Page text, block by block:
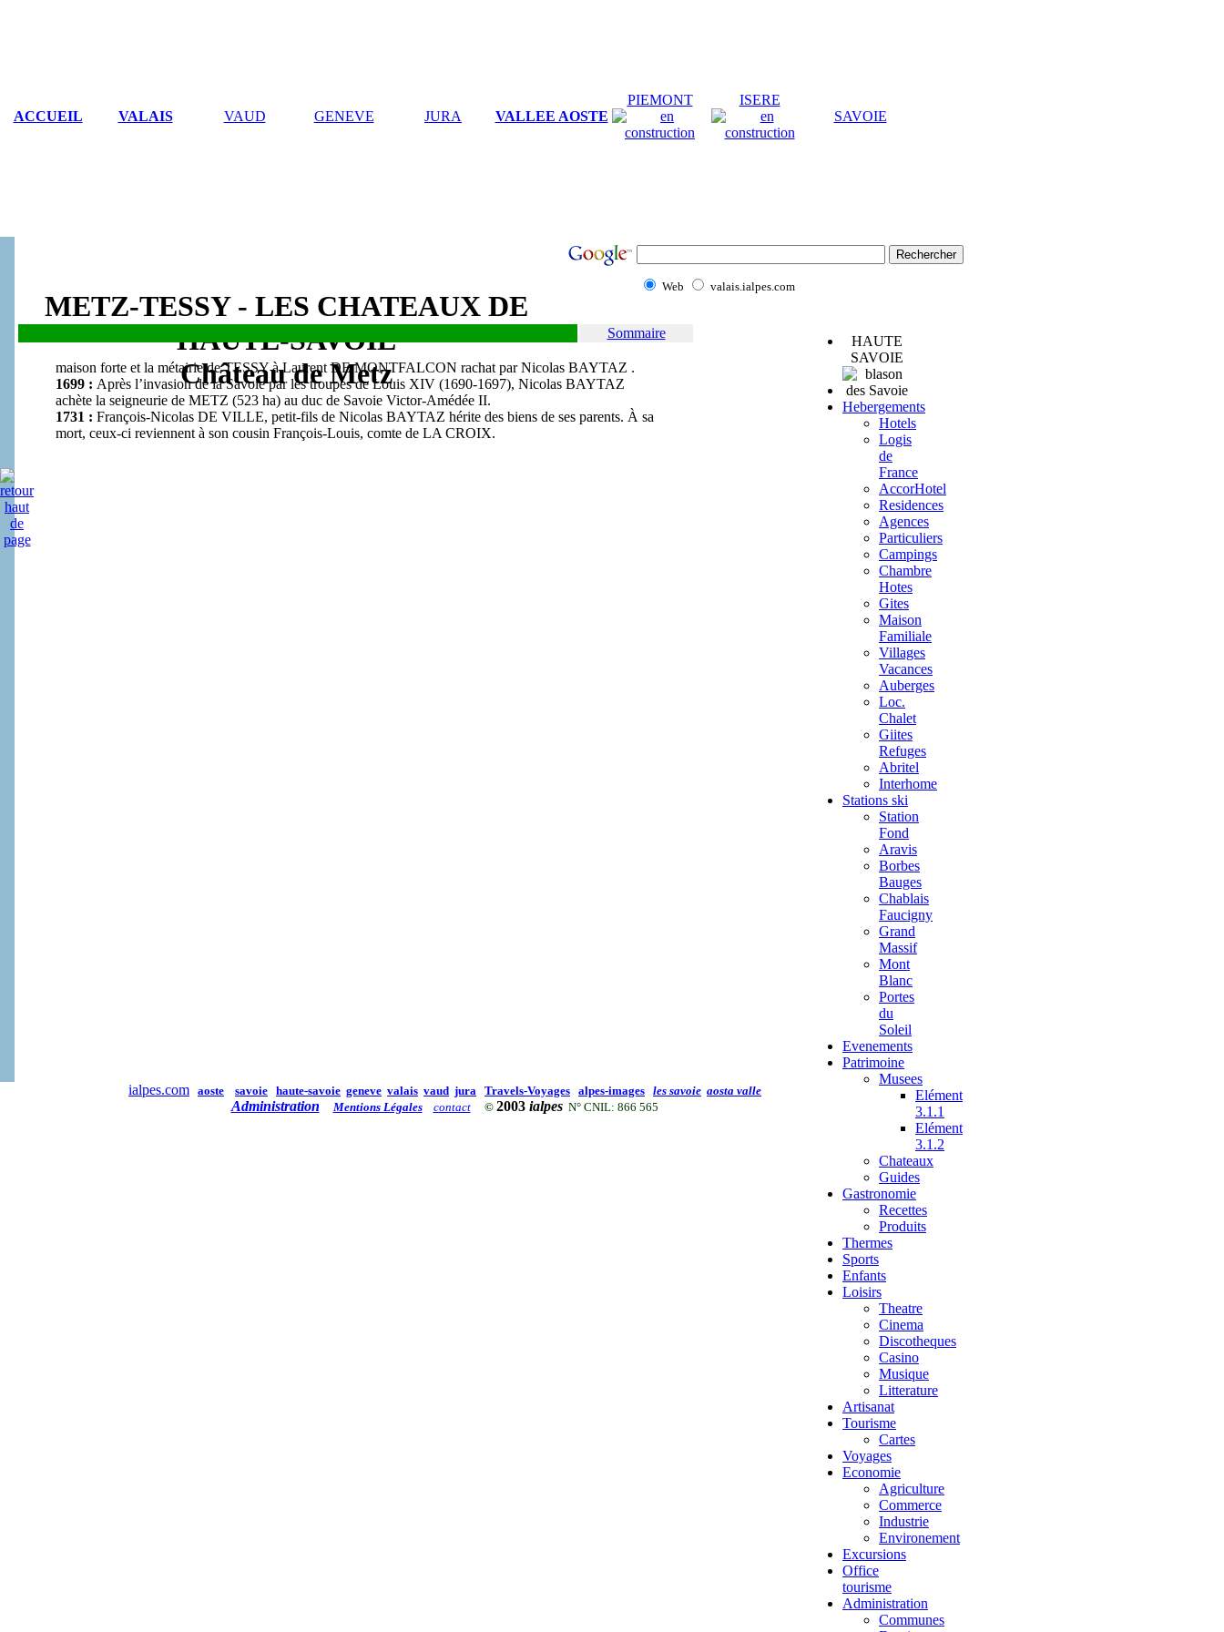
ialpes.com aoste savoie haute-savoie geneve valais vaud jura Travels-Voyages alpes-images les savoie aosta valle
Administration Mentions Légales contact© 2003 ialpes N° CNIL: 866 565
Web valais.ialpes.com
HAUTE
SAVOIE
Hebergements
Hotels
Logis
de
France
AccorHotel
Residences
Agences
Particuliers
Campings
Chambre
Hotes
Gites
Maison
Familiale
Villages
Vacances
Auberges
Loc.
Chalet
Giites
Refuges
Abritel
Interhome
Stations ski
Station
Fond
Aravis
Borbes
Bauges
Chablais
Faucigny
Grand
Massif
Mont
Blanc
Portes
du
Soleil
Evenements
Patrimoine
Musees
Elément
3.1.1
Elément
3.1.2
Chateaux
Guides
Gastronomie
Recettes
Produits
Thermes
Sports
Enfants
Loisirs
Theatre
Cinema
Discotheques
Casino
Musique
Litterature
Artisanat
Tourisme
Cartes
Voyages
Economie
Agriculture
Commerce
Industrie
Environement
Excursions
Office
tourisme
Administration
Communes
METZ-TESSY - LES CHATEAUX DE
HAUTE-SAVOIE
Château de Metz
ACCUEIL VALAIS VAUD GENEVE JURA VALLEE AOSTE
PIEMONT
ISERE
SAVOIE
Sommaire
maison forte et la métairie de TESSY à Laurent DE MONTFALCON rachat par Nicolas BAYTAZ .
1699 : Après l’invasion de la Savoie par les troupes de Louis XIV (1690-1697), Nicolas BAYTAZ
achète la seigneurie de METZ (523 ha) au duc de Savoie Victor-Amédée II.
1731 : François-Nicolas DE VILLE, petit-fils de Nicolas BAYTAZ hérite des biens de ses parents. À sa
mort, ceux-ci reviennent à son cousin François-Louis, comte de LA CROIX.